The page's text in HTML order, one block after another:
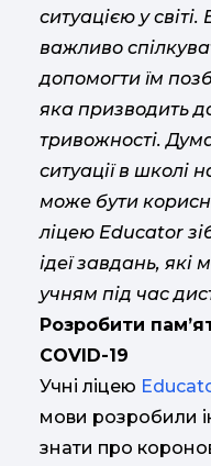
ситуацією у
важливо
допомогти їм
яка призводить
тривожності.
ситуації в школі
може бути
ліцею Educator
ідеї завдань,
учням під час
Розробити
COVID-19
Учні ліцею
мови розробили
знати про